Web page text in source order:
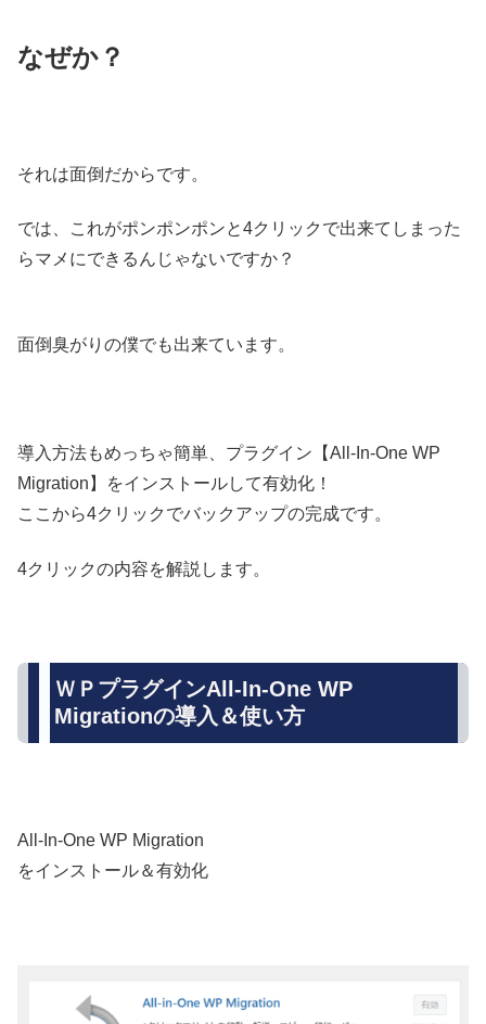
なぜか？
それは面倒だからです。
では、これがポンポンポンと4クリックで出来てしまった
らマメにできるんじゃないですか？
面倒臭がりの僕でも出来ています。
導入方法もめっちゃ簡単、プラグイン【All-In-One WP
Migration】をインストールして有効化！
ここから4クリックでバックアップの完成です。
4クリックの内容を解説します。
ＷＰプラグインAll-In-One WP
Migrationの導入＆使い方
All-In-One WP Migration
をインストール＆有効化